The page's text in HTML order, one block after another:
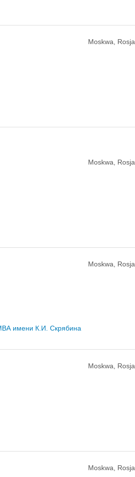
Moskwa, Rosja
Moskwa, Rosja
Moskwa, Rosja
имени К.И. Скрябина
Moskwa, Rosja
Moskwa, Rosja